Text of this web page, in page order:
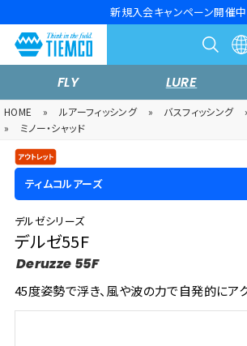
新規入会キャンペーン開催中
FLY LURE
HOME » ルアーフィッシング » バスフィッシング
»
ミノー・シャッド
ティムコルアーズ
デルゼシリーズ
デルゼ55F
Deruzze 55F
45度姿勢で浮き、風や波の力で自発的にア